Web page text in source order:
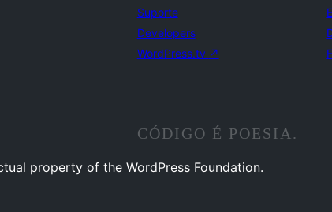
Suporte
Developers
WordPress.tv ↗
CÓDIGO É POESIA.
property of the WordPress Foundation.